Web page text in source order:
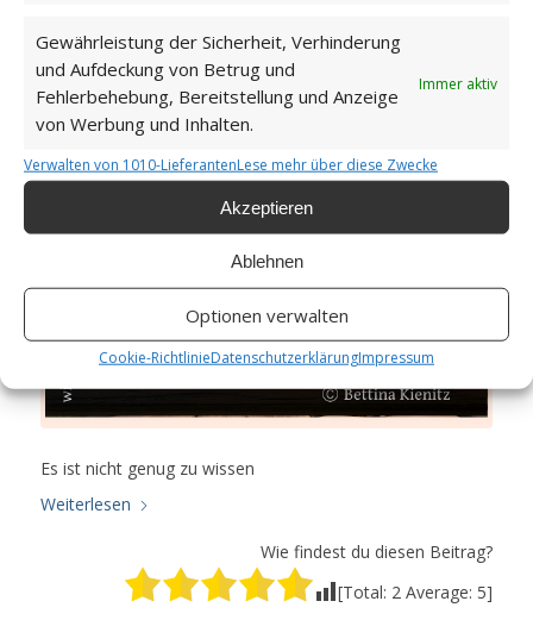
Gewährleistung der Sicherheit, Verhinderung
und Aufdeckung von Betrug und
Fehlerbehebung, Bereitstellung und Anzeige
von Werbung und Inhalten.
Immer aktiv
Verwalten von 1010-LieferantenLese mehr über diese Zwecke
Akzeptieren
Ablehnen
Optionen verwalten
Cookie-RichtlinieDatenschutzerklärungImpressum
Es ist nicht genug zu
wissen
GUTEN MORGEN
Es ist nicht genug zu wissen
Weiterlesen
Wie findest du diesen Beitrag?
[Total: 2 Average: 5]